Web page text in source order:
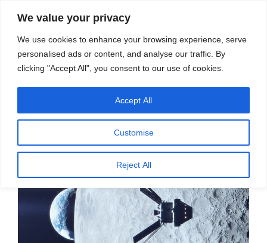
We value your privacy
We use cookies to enhance your browsing experience, serve
personalised ads or content, and analyse our traffic. By
clicking "Accept All", you consent to our use of cookies.
Customise
Reject All
Accept All
स्रोत
मेनू
प्रकाशित
चांद पर दोबारा उतरने की कवायद – प्रदीप